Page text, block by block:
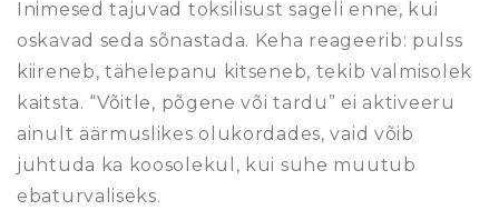
Inimesed tajuvad toksilisust sageli enne, kui
oskavad seda sõnastada. Keha reageerib: pulss
kiireneb, tähelepanu kitseneb, tekib valmisolek
kaitsta. “Võitle, põgene või tardu” ei aktiveeru
ainult äärmuslikes olukordades, vaid võib
juhtuda ka koosolekul, kui suhe muutub
ebaturvaliseks.